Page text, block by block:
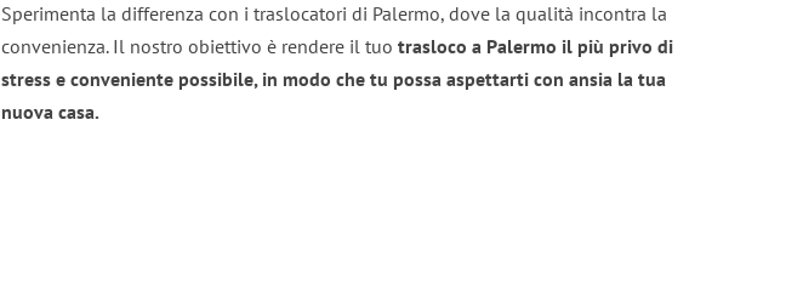
Sperimenta la differenza con i traslocatori di Palermo, dove la qualità incontra la
convenienza. Il nostro obiettivo è rendere il tuo trasloco a Palermo il più privo di
stress e conveniente possibile, in modo che tu possa aspettarti con ansia la tua
nuova casa.